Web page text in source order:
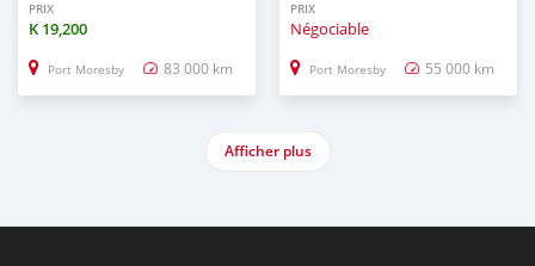
PRIX
K 19,200
Port Moresby 83 000 km
PRIX
Négociable
Port Moresby 55 000 km
Afficher plus